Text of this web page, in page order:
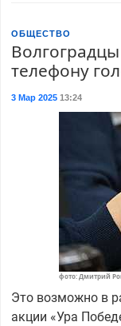
ОБЩЕСТВО
телефону
3 Мар 202513:24
фото: Дмитрий
Это возможно в
акции «Ура